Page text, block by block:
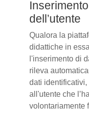
dell’utente
Qualora la
didattiche in
l'inserimento di
rileva
dati identificativi,
all'utente che
volontariamente